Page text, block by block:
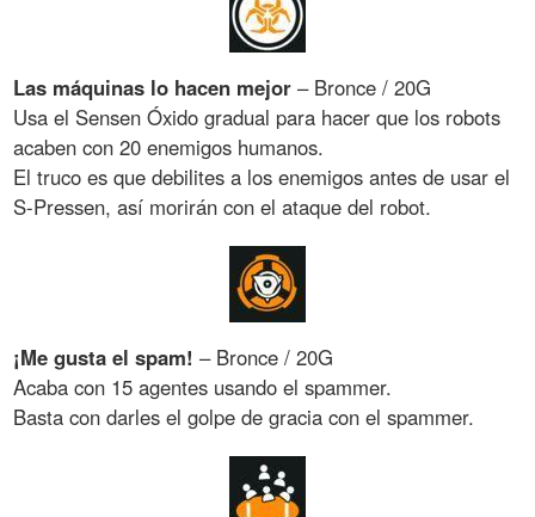
Las máquinas lo hacen mejor – Bronce / 20G
Usa el Sensen Óxido gradual para hacer que los robots
acaben con 20 enemigos humanos.
El truco es que debilites a los enemigos antes de usar el
S-Pressen, así morirán con el ataque del robot.
¡Me gusta el spam!– Bronce / 20G
Acaba con 15 agentes usando el spammer.
Basta con darles el golpe de gracia con el spammer.